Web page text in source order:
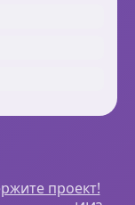
проект!